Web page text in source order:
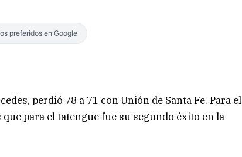
preferidos en Google
perdió 78 a 71 conUnión de Santa Fe. Para el
para el tatengue fue su segundo éxito en la